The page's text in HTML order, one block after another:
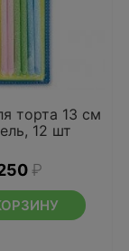
торта 13 см
12 шт
₽